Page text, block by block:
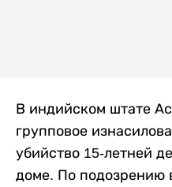
В индийском штате
групповое
убийство 15-летней
доме. По подозрению